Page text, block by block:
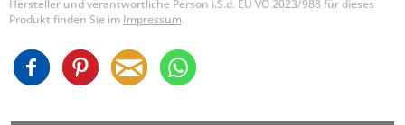
Hersteller und verantwortliche Person i.S.d. EU VO 2023/988 für dieses
Produkt finden Sie im Impressum.